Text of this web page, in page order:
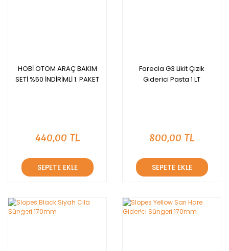
HOBİ OTOM ARAÇ BAKIM
SETİ %50 İNDİRİMLİ 1. PAKET
440,00 TL
SEPETE EKLE
Farecla G3 Likit Çizik
Giderici Pasta 1 LT
800,00 TL
SEPETE EKLE
YENİ YENİ